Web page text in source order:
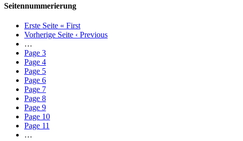
Seitennummerierung
Erste Seite « First
Vorherige Seite ‹ Previous
…
Page 3
Page 4
Page 5
Page 6
Page 7
Page 8
Page 9
Page 10
Page 11
…